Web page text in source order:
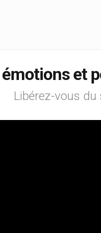
et
Libérez-vous du